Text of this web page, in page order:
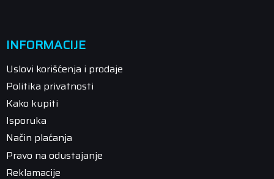
INFORMACIJE
Uslovi korišćenja i prodaje
Politika privatnosti
Kako kupiti
Isporuka
Način plaćanja
Pravo na odustajanje
Reklamacije